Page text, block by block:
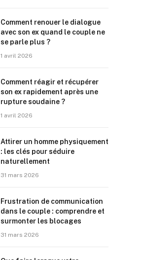
Comment renouer le dialogue
avec son ex quand le couple ne
se parle plus ?
1 avril 2026
Comment réagir et récupérer
son ex rapidement après une
rupture soudaine ?
1 avril 2026
Attirer un homme physiquement
: les clés pour séduire
naturellement
31 mars 2026
Frustration de communication
dans le couple : comprendre et
surmonter les blocages
31 mars 2026